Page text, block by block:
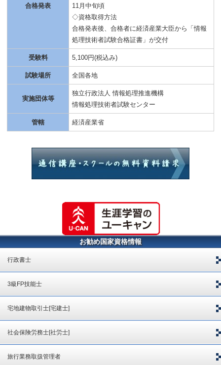
合格発表
11月中旬頃
◇資格取得方法
合格発表後、合格者に経済産業大臣から「情報
処理技術者試験合格証書」が交付
受験料 5,100円(税込み)
試験場所 全国各地
実施団体等
独立行政法人 情報処理推進機構
情報処理技術者試験センター
管轄 経済産業省
お勧め国家資格情報
行政書士
3級FP技能士
宅地建物取引士[宅建士]
社会保険労務士[社労士]
旅行業務取扱管理者